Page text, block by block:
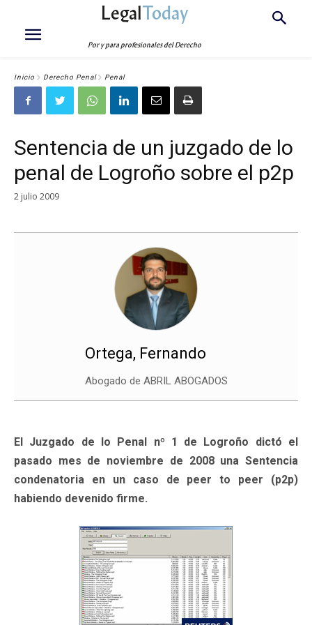
LegalToday
Por y para profesionales del Derecho
Inicio Derecho Penal Penal
Sentencia de un juzgado de lo
penal de Logroño sobre el p2p
2 julio 2009
Ortega, Fernando
Abogado de ABRIL ABOGADOS
El Juzgado de lo Penal nº 1 de Logroño dictó el
pasado mes de noviembre de 2008 una Sentencia
condenatoria en un caso de peer to peer (p2p)
habiendo devenido firme.